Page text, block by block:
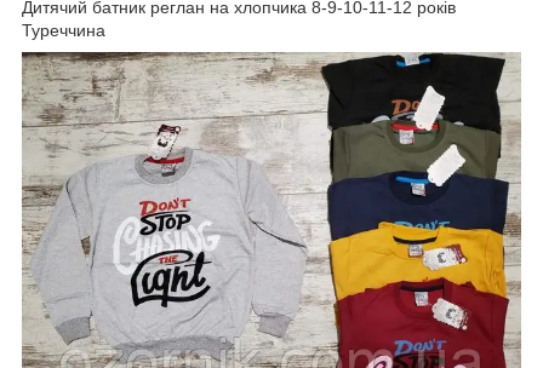
Дитячий батник реглан на хлопчика 8-9-10-11-12 років
Туреччина